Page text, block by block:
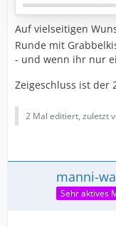
Auf vielseitigen
Runde mit
- und wenn ihr nur
Zeigeschluss ist der
2 Mal editiert, zuletzt
manni-
Sehr aktives